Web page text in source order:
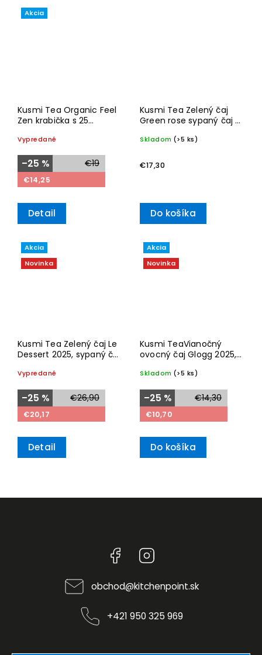
Akcia
Kusmi Tea Organic Feel
Zen krabička s 25
Vypredané
€19
–25 %
€14,25
Detail
Kusmi Tea Zelený čaj
Green rose sypaný čaj v
Skladom (>5 ks)
€17,30
Do košíka
Akcia
Novinka
Kusmi Tea Zelený čaj Le
Dessert 2025, sypaný čaj
Vypredané
€26,90
–25 %
€20,17
Detail
Akcia
Novinka
Kusmi TeaVianočný
ovocný čaj Glogg 2025,
60g
Skladom (>5 ks)
€14,30
–25 %
€10,70
Do košíka
Facebook
obchod@kitchenpoint.sk
+421 950 325 969